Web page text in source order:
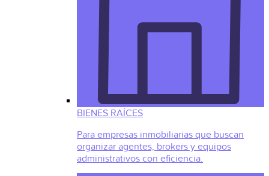
BIENES RAÍCES
Para empresas inmobiliarias que buscan
organizar agentes, brokers y equipos
administrativos con eficiencia.